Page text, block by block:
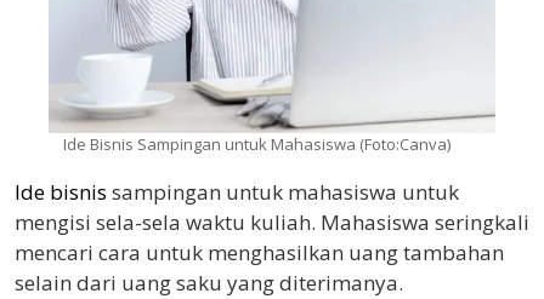
Ide Bisnis Sampingan untuk Mahasiswa (Foto:Canva)
Ide bisnis sampingan untuk mahasiswa untuk
mengisi sela-sela waktu kuliah. Mahasiswa seringkali
mencari cara untuk menghasilkan uang tambahan
selain dari uang saku yang diterimanya.